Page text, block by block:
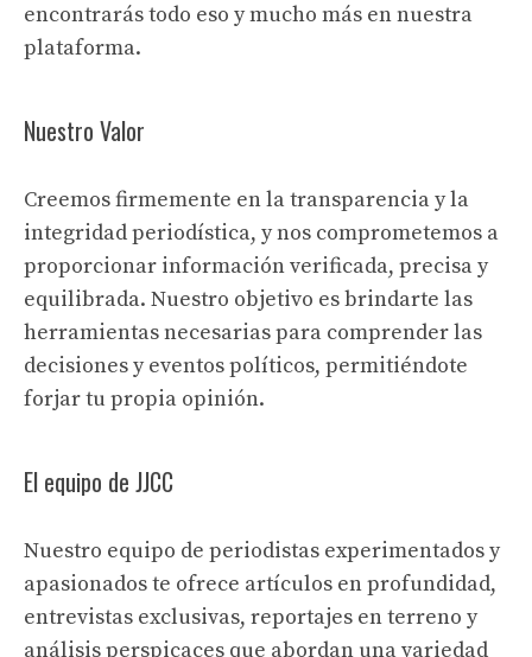
encontrarás todo eso y mucho más en nuestra
plataforma.
Nuestro Valor
Creemos firmemente en la transparencia y la
integridad periodística, y nos comprometemos a
proporcionar información verificada, precisa y
equilibrada. Nuestro objetivo es brindarte las
herramientas necesarias para comprender las
decisiones y eventos políticos, permitiéndote
forjar tu propia opinión.
El equipo de JJCC
Nuestro equipo de periodistas experimentados y
apasionados te ofrece artículos en profundidad,
entrevistas exclusivas, reportajes en terreno y
análisis perspicaces que abordan una variedad